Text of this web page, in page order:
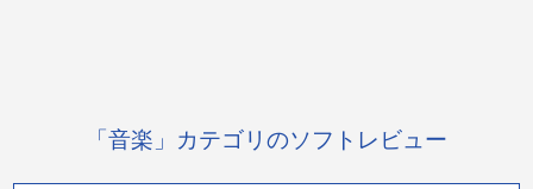
「音楽」カテゴリのソフトレビュー